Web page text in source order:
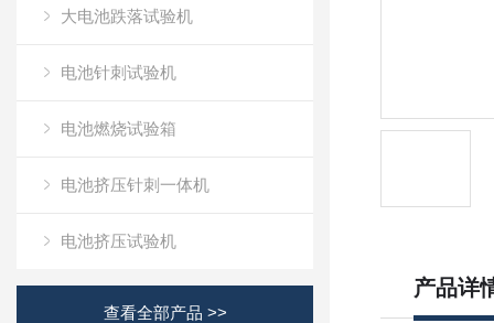
大电池跌落试验机
电池针刺试验机
电池燃烧试验箱
电池挤压针刺一体机
电池挤压试验机
查看全部产品 >>
产品详